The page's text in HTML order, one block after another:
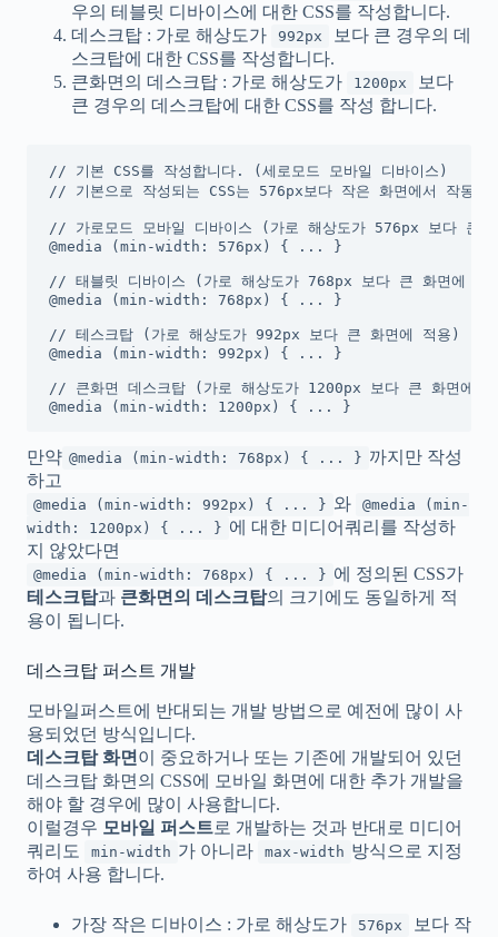
우의 테블릿 디바이스에 대한 CSS를 작성합니다.
데스크탑 : 가로 해상도가
992px
보다 큰 경우의 데
스크탑에 대한 CSS를 작성합니다.
큰화면의 데스크탑 : 가로 해상도가
1200px
보다
큰 경우의 데스크탑에 대한 CSS를 작성 합니다.
// 기본 CSS를 작성합니다. (세로모드 모바일 디바이스)
// 기본으로 작성되는 CSS는 576px보다 작은 화면에서 작동
// 가로모드 모바일 디바이스 (가로 해상도가 576px 보다 큰
@media (min-width: 576px) { ... }
// 태블릿 디바이스 (가로 해상도가 768px 보다 큰 화면에 적
@media (min-width: 768px) { ... }
// 테스크탑 (가로 해상도가 992px 보다 큰 화면에 적용)
@media (min-width: 992px) { ... }
// 큰화면 데스크탑 (가로 해상도가 1200px 보다 큰 화면에
@media (min-width: 1200px) { ... }
만약 @media (min-width: 768px) { ... } 까지만 작성
하고
@media (min-width: 992px) { ... } 와
@media (min-
width: 1200px) { ... } 에 대한 미디어쿼리를 작성하
지 않았다면
@media (min-width: 768px) { ... } 에 정의된 CSS가
테스크탑과 큰화면의 데스크탑의 크기에도 동일하게 적
용이 됩니다.
데스크탑 퍼스트 개발
모바일퍼스트에 반대되는 개발 방법으로 예전에 많이 사
용되었던 방식입니다.
데스크탑 화면 이 중요하거나 또는 기존에 개발되어 있던
데스크탑 화면의 CSS에 모바일 화면에 대한 추가 개발을
해야 할 경우에 많이 사용합니다.
이럴경우 모바일 퍼스트로 개발하는 것과 반대로 미디어
쿼리도
min-width 가 아니라 max-width 방식으로 지정
하여 사용 합니다.
가장 작은 디바이스 : 가로 해상도가 576px
보다 작